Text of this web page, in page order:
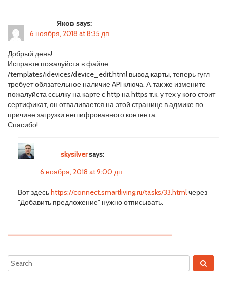
Яков says:
6 ноября, 2018 at 8:35 дп
Добрый день!
Исправте пожалуйста в файле
/templates/idevices/device_edit.html вывод карты, теперь гугл
требует обязательное наличие API ключа. А так же измените
пожалуйста ссылку на карте с http на https т.к. у тех у кого стоит
сертификат, он отваливается на этой странице в адмике по
причине загрузки нешифрованного контента.
Спасибо!
skysilversays:
6 ноября, 2018 at 9:00 дп
Вот здесьhttps://connect.smartliving.ru/tasks/33.htmlчерез
"Добавить предложение" нужно отписывать.
—————————————————————————